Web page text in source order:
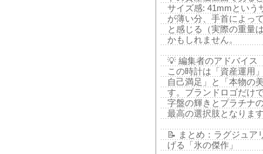
サイズ感: 41mmという
が薄い分、手首によっ
と感じる（実際の重量
かもしれません。
💡 編集者のアドバイス
この時計は「資産運用
自己満足」と「本物の
す。ブランドロゴだけ
字盤の輝きとプラチナ
最高の選択肢となりま
📝 まとめ：ラグジュア
げる「氷の傑作」